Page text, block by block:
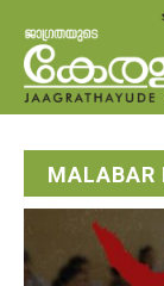
MALABAR